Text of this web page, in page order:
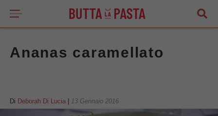
Ananas caramellato
Di Deborah Di Lucia 13 Gennaio 2016